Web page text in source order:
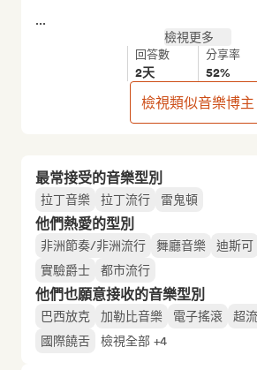
最常接受的音樂型別
拉丁音樂 拉丁流行 雷鬼頓
他們熱愛的型別
非洲節奏/非洲流行 舞廳音樂 迪斯可
實驗爵士
都市流行
他們也願意接收的音樂型別
巴西放克 加勒比音樂 電子搖滾 超
國際饒舌
檢視全部 +4
...
檢視更多
回答數
2天
分享率
52%
檢視類似音樂博主